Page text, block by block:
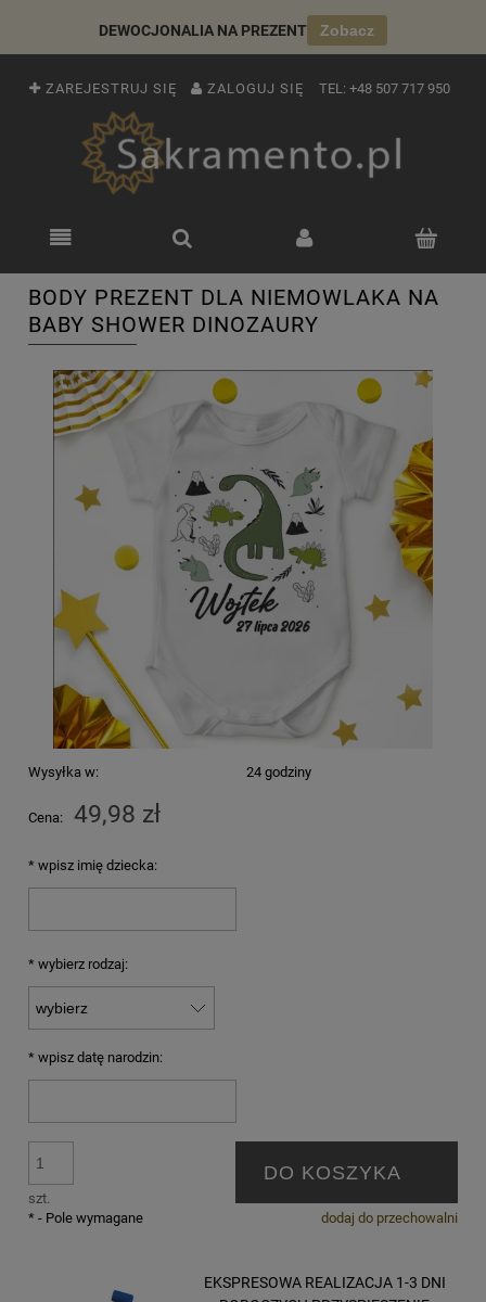
DEWOCJONALIA NA PREZENT Zobacz
ZAREJESTRUJ SIĘ ZALOGUJ SIĘ TEL: +48 507 717 950
BODY PREZENT DLA NIEMOWLAKA NA
BABY SHOWER DINOZAURY
Wysyłka w: 24 godziny
Cena: 49,98 zł
* wpisz imię dziecka:
* wybierz rodzaj:
* wpisz datę narodzin:
szt.
DO KOSZYKA
dodaj do przechowalni
* - Pole wymagane
EKSPRESOWA REALIZACJA 1-3 DNI